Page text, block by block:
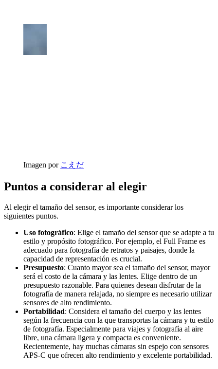
Imagen por こえだ
Puntos a considerar al elegir
Al elegir el tamaño del sensor, es importante considerar los
siguientes puntos.
Uso fotográfico: Elige el tamaño del sensor que se adapte a tu
estilo y propósito fotográfico. Por ejemplo, el Full Frame es
adecuado para fotografía de retratos y paisajes, donde la
capacidad de representación es crucial.
Presupuesto: Cuanto mayor sea el tamaño del sensor, mayor
será el costo de la cámara y las lentes. Elige dentro de un
presupuesto razonable. Para quienes desean disfrutar de la
fotografía de manera relajada, no siempre es necesario utilizar
sensores de alto rendimiento.
Portabilidad: Considera el tamaño del cuerpo y las lentes
según la frecuencia con la que transportas la cámara y tu estilo
de fotografía. Especialmente para viajes y fotografía al aire
libre, una cámara ligera y compacta es conveniente.
Recientemente, hay muchas cámaras sin espejo con sensores
APS-C que ofrecen alto rendimiento y excelente portabilidad.